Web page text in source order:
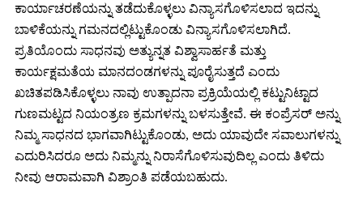
ಕಾರ್ಯಾಚರಣೆಯನ್ನು ತಡೆದುಕೊಳ್ಳಲು ವಿನ್ಯಾಸಗೊಳಿಸಲಾದ ಇದನ್ನು
ಬಾಳಿಕೆಯನ್ನು ಗಮನದಲ್ಲಿಟ್ಟುಕೊಂಡು ವಿನ್ಯಾಸಗೊಳಿಸಲಾಗಿದೆ.
ಪ್ರತಿಯೊಂದು ಸಾಧನವು ಅತ್ಯುನ್ನತ ವಿಶ್ವಾಸಾರ್ಹತೆ ಮತ್ತು
ಕಾರ್ಯಕ್ಷಮತೆಯ ಮಾನದಂಡಗಳನ್ನು ಪೂರೈಸುತ್ತದೆ ಎಂದು
ಖಚಿತಪಡಿಸಿಕೊಳ್ಳಲು ನಾವು ಉತ್ಪಾದನಾ ಪ್ರಕ್ರಿಯೆಯಲ್ಲಿ ಕಟ್ಟುನಿಟ್ಟಾದ
ಗುಣಮಟ್ಟದ ನಿಯಂತ್ರಣ ಕ್ರಮಗಳನ್ನು ಬಳಸುತ್ತೇವೆ. ಈ ಕಂಪ್ರೆಸರ್ ಅನ್ನು
ನಿಮ್ಮ ಸಾಧನದ ಭಾಗವಾಗಿಟ್ಟುಕೊಂಡು, ಅದು ಯಾವುದೇ ಸವಾಲುಗಳನ್ನು
ಎದುರಿಸಿದರೂ ಅದು ನಿಮ್ಮನ್ನು ನಿರಾಸೆಗೊಳಿಸುವುದಿಲ್ಲ ಎಂದು ತಿಳಿದು
ನೀವು ಆರಾಮವಾಗಿ ವಿಶ್ರಾಂತಿ ಪಡೆಯಬಹುದು.